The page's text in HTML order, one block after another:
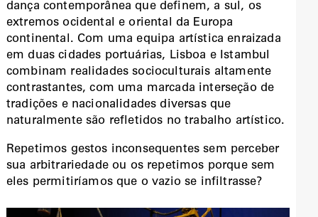
dança contemporânea que definem, a sul, os
extremos ocidental e oriental da Europa
continental. Com uma equipa artística enraizada
em duas cidades portuárias, Lisboa e Istambul
combinam realidades socioculturais altamente
contrastantes, com uma marcada interseção de
tradições e nacionalidades diversas que
naturalmente são refletidos no trabalho artístico.
Repetimos gestos inconsequentes sem perceber
sua arbitrariedade ou os repetimos porque sem
eles permitiríamos que o vazio se infiltrasse?